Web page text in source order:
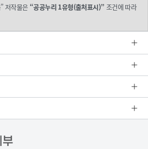
저작물은 “공공누리 1유형(출처표시)” 조건에 따라